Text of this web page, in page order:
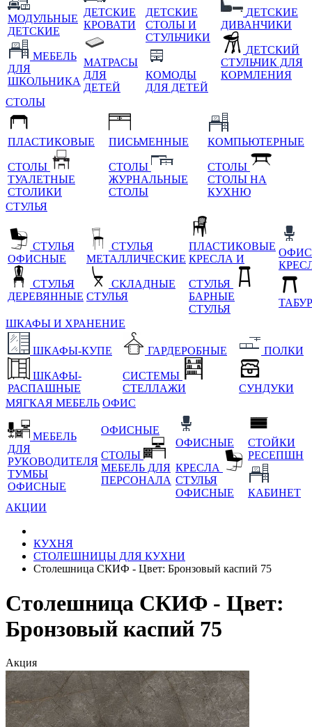
МОДУЛЬНЫЕ
ДЕТСКИЕ
МЕБЕЛЬ
ДЛЯ
ШКОЛЬНИКА
ДЕТСКИЕ
КРОВАТИ
МАТРАСЫ
ДЛЯ
ДЕТЕЙ
ДЕТСКИЕ
СТОЛЫ И
СТУЛЬЧИКИ
КОМОДЫ
ДЛЯ ДЕТЕЙ
ДЕТСКИЕ
ДИВАНЧИКИ
ДЕТСКИЙ
СТУЛЬЧИК ДЛЯ
КОРМЛЕНИЯ
СТОЛЫ
ПЛАСТИКОВЫЕ
СТОЛЫ
ТУАЛЕТНЫЕ
СТОЛИКИ
ПИСЬМЕННЫЕ
СТОЛЫ
ЖУРНАЛЬНЫЕ
СТОЛЫ
КОМПЬЮТЕРНЫЕ
СТОЛЫ
СТОЛЫ НА
КУХНЮ
СТУЛЬЯ
СТУЛЬЯ
ОФИСНЫЕ
СТУЛЬЯ
ДЕРЕВЯННЫЕ
СТУЛЬЯ
МЕТАЛЛИЧЕСКИЕ
СКЛАДНЫЕ
СТУЛЬЯ
ПЛАСТИКОВЫЕ
КРЕСЛА И
СТУЛЬЯ
БАРНЫЕ
СТУЛЬЯ
ШКАФЫ И ХРАНЕНИЕ
ШКАФЫ-КУПЕ
ШКАФЫ-
РАСПАШНЫЕ
ГАРДЕРОБНЫЕ
СИСТЕМЫ
СТЕЛЛАЖИ
ПОЛКИ
СУНДУКИ
МЯГКАЯ МЕБЕЛЬ ОФИС
МЕБЕЛЬ
ДЛЯ
РУКОВОДИТЕЛЯ
ТУМБЫ
ОФИСНЫЕ
ОФИСНЫЕ
СТОЛЫ
МЕБЕЛЬ ДЛЯ
ПЕРСОНАЛА
ОФИСНЫЕ
КРЕСЛА
СТУЛЬЯ
ОФИСНЫЕ
СТОЙКИ
РЕСЕПШН
КАБИНЕТ
АКЦИИ
КУХНЯ
СТОЛЕШНИЦЫ ДЛЯ КУХНИ
Столешница СКИФ - Цвет: Бронзовый каспий 75
Столешница СКИФ - Цвет:
Бронзовый каспий 75
Акция